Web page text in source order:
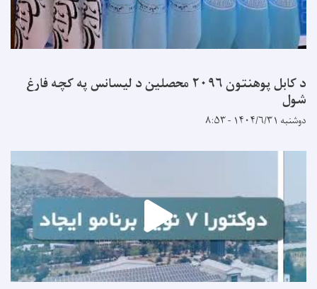
د کابل پوهنتون ۲۰۹۶ محصلین د لیسانس په کچه فارغ
شول
دوشنبه ۱۴۰۴/۶/۳۱ - ۸:۵۳